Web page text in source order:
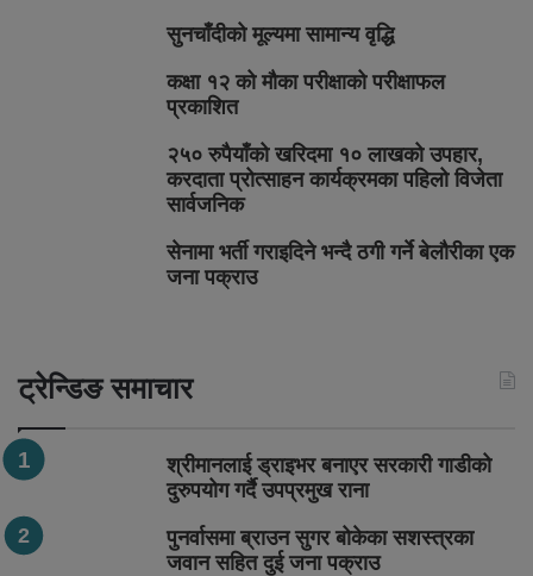
सुनचाँदीको मूल्यमा सामान्य वृद्धि
कक्षा १२ को मौका परीक्षाको परीक्षाफल
प्रकाशित
२५० रुपैयाँको खरिदमा १० लाखको उपहार,
करदाता प्रोत्साहन कार्यक्रमका पहिलो विजेता
सार्वजनिक
सेनामा भर्ती गराइदिने भन्दै ठगी गर्ने बेलौरीका एक
जना पक्राउ
ट्रेन्डिङ समाचार
श्रीमानलाई ड्राइभर बनाएर सरकारी गाडीको
दुरुपयोग गर्दै उपप्रमुख राना
पुनर्वासमा ब्राउन सुगर बोकेका सशस्त्रका
जवान सहित दुई जना पक्राउ